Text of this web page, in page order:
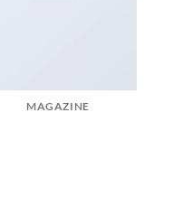
MAGAZINE